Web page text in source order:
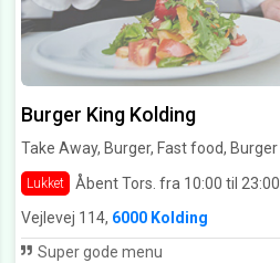
Burger King Kolding
Take Away, Burger, Fast food, Burger
Lukket Åbent Tors. fra 10:00 til 23:00
Vejlevej 114, 6000 Kolding
Super gode menu